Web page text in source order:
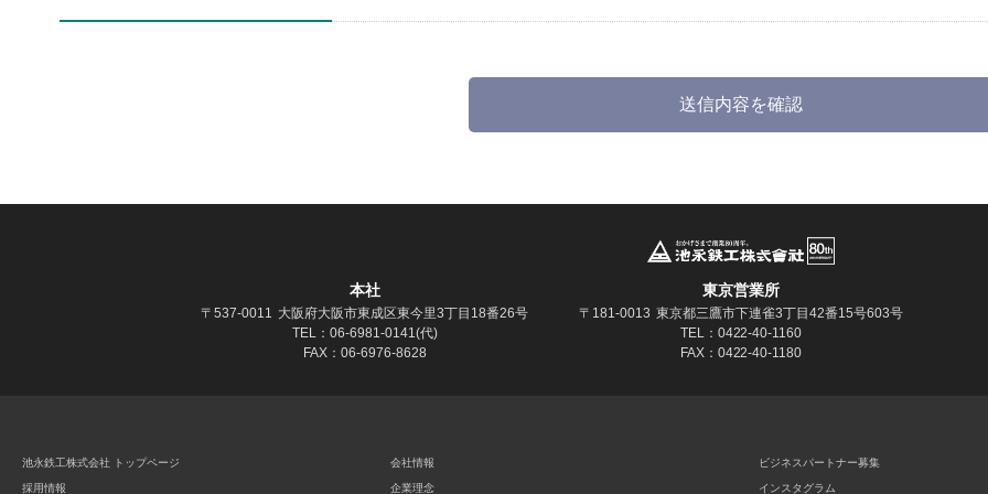
本社
〒537-0011 大阪府大阪市東成区東今里3丁目18番26号
TEL：06-6981-0141(代)
FAX：06-6976-8628
東京営業所
〒181‐0013 東京都三鷹市下連雀3丁目42番15号603号
TEL：0422-40-1160
FAX：0422-40-1180
池永鉄工株式会社 トップページ
採用情報
会社情報
企業理念
ビジネスパートナー募集
インスタグラム